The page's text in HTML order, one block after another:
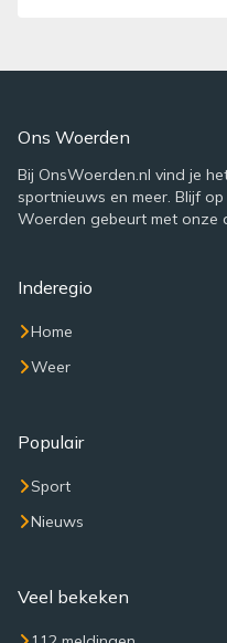
Ons Woerden
Bij OnsWoerden.nl vind je
sportnieuws en meer. Blijf
Woerden gebeurt met onze
Inderegio
Home
Weer
Populair
Sport
Nieuws
Veel bekeken